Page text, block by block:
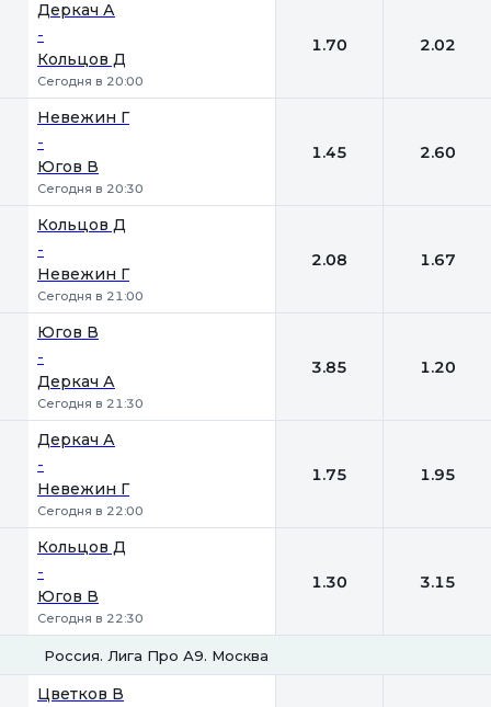
Деркач А
-
Кольцов Д
Сегодня в 20:00
1.70 2.02
Невежин Г
-
Югов В
Сегодня в 20:30
1.45 2.60
Кольцов Д
-
Невежин Г
Сегодня в 21:00
2.08 1.67
Югов В
-
Деркач А
Сегодня в 21:30
3.85 1.20
Деркач А
-
Невежин Г
Сегодня в 22:00
1.75 1.95
Кольцов Д
-
Югов В
Сегодня в 22:30
1.30 3.15
Россия. Лига Про А9. Москва
Цветков В